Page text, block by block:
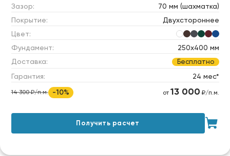
Зазор:
70 мм (шахматка)
Покрытие:
Двухстороннее
Цвет:
Фундамент:
250х400 мм
Доставка:
Бесплатно
Гарантия: 24 мес*
14 300 ₽/п.м. -10% от 13 000 ₽/п.м.
Получить расчет